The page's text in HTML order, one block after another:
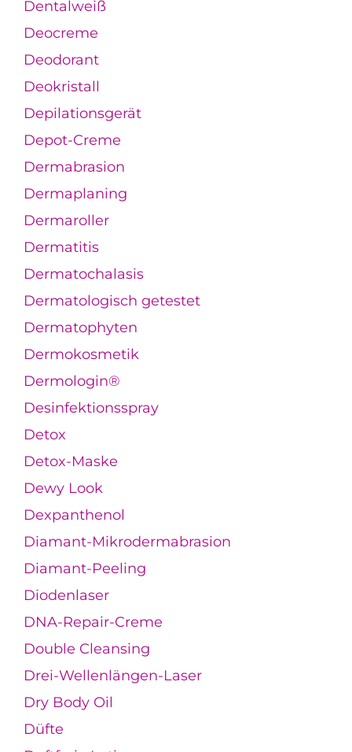
Dentalweiß
Deocreme
Deodorant
Deokristall
Depilationsgerät
Depot-Creme
Dermabrasion
Dermaplaning
Dermaroller
Dermatitis
Dermatochalasis
Dermatologisch getestet
Dermatophyten
Dermokosmetik
Dermologin®
Desinfektionsspray
Detox
Detox-Maske
Dewy Look
Dexpanthenol
Diamant-Mikrodermabrasion
Diamant-Peeling
Diodenlaser
DNA-Repair-Creme
Double Cleansing
Drei-Wellenlängen-Laser
Dry Body Oil
Düfte